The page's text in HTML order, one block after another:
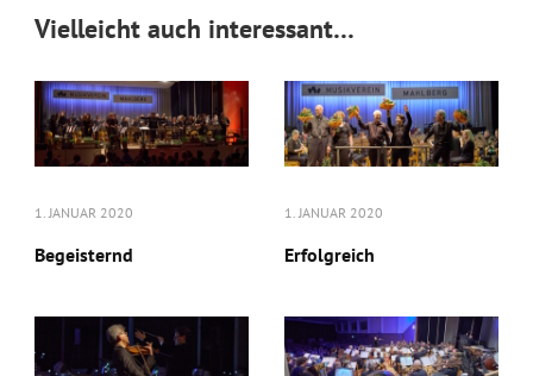
Vielleicht auch interessant…
1. JANUAR 2020
Begeisternd
1. JANUAR 2020
Erfolgreich